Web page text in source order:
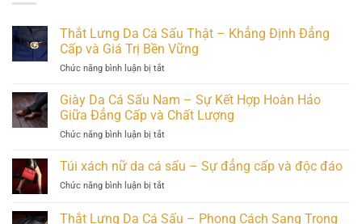
Thắt Lưng Da Cá Sấu Thật – Khẳng Định Đẳng
Cấp và Giá Trị Bền Vững
Chức năng bình luận bị tắtở
Lưng
Da
Cá
Sấu
–
Định
Cấp
Giày Da Cá Sấu Nam – Sự Kết Hợp Hoàn Hảo
Giữa Đẳng Cấp và Chất Lượng
Chức năng bình luận bị tắtở
Da
Sấu
–
Túi xách nữ da cá sấu – Sự đẳng cấp và độc đáo
Chức năng bình luận bị tắtở
xách
Thắt Lưng Da Cá Sấu – Phong Cách Sang Trọng